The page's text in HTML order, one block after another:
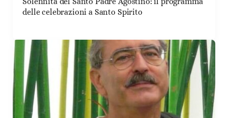
delle celebrazioni a Santo Spirito